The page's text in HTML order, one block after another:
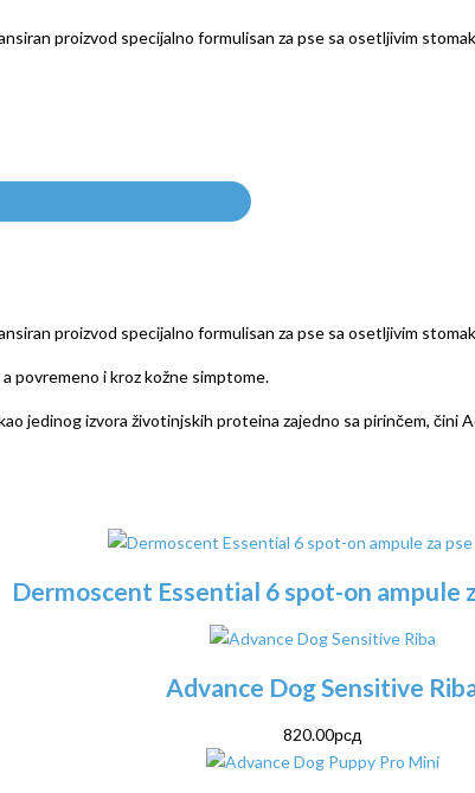
proizvod specijalno formulisan za pse sa osetljivim
proizvod specijalno formulisan za pse sa osetljivim
povremeno i kroz kožne simptome.
jedinog izvora životinjskih proteina zajedno sa pirinčem, čini
Dermoscent Essential 6 spot-on ampule
Advance Dog Sensitive
820.00рсд